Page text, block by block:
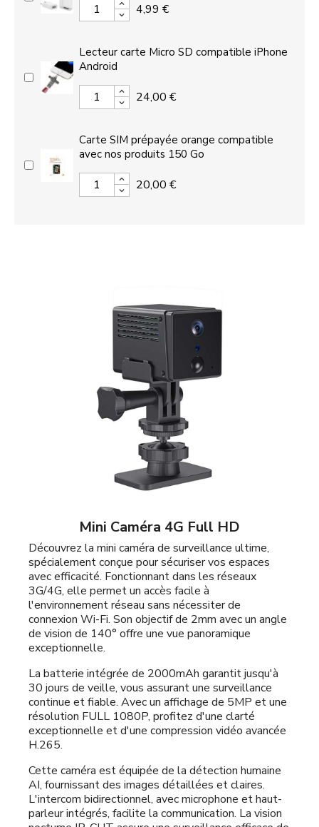
4,99 €
Lecteur carte Micro SD compatible iPhone
Android
24,00 €
Carte SIM prépayée orange compatible
avec nos produits 150 Go
20,00 €
Mini Caméra 4G Full HD
Découvrez la mini caméra de surveillance ultime,
spécialement conçue pour sécuriser vos espaces
avec efficacité. Fonctionnant dans les réseaux
3G/4G, elle permet un accès facile à
l'environnement réseau sans nécessiter de
connexion Wi-Fi. Son objectif de 2mm avec un angle
de vision de 140° offre une vue panoramique
exceptionnelle.
La batterie intégrée de 2000mAh garantit jusqu'à
30 jours de veille, vous assurant une surveillance
continue et fiable. Avec un affichage de 5MP et une
résolution FULL 1080P, profitez d'une clarté
exceptionnelle et d'une compression vidéo avancée
H.265.
Cette caméra est équipée de la détection humaine
AI, fournissant des images détaillées et claires.
L'intercom bidirectionnel, avec microphone et haut-
parleur intégrés, facilite la communication. La vision